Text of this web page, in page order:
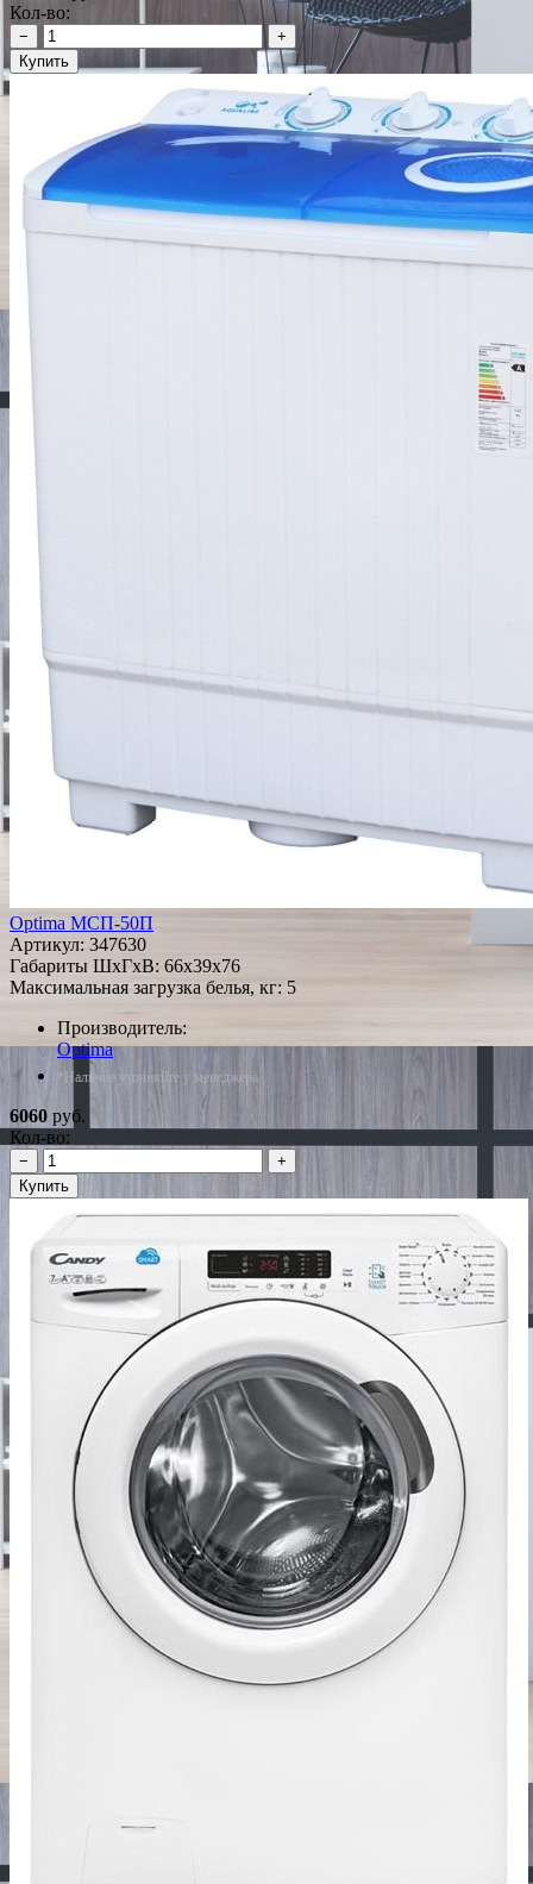
Кол-во:
−
+
Купить
Optima МСП-50П
Артикул: 347630
Габариты ШxГxВ: 66x39x76
Максимальная загрузка белья, кг: 5
Производитель:
Optima
*Наличие уточняйте у менеджера
6060 руб.
Кол-во:
−
+
Купить